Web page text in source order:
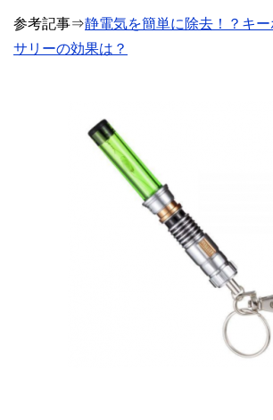
参考記事⇒静電気を簡単に除去！？キ
サリーの効果は？